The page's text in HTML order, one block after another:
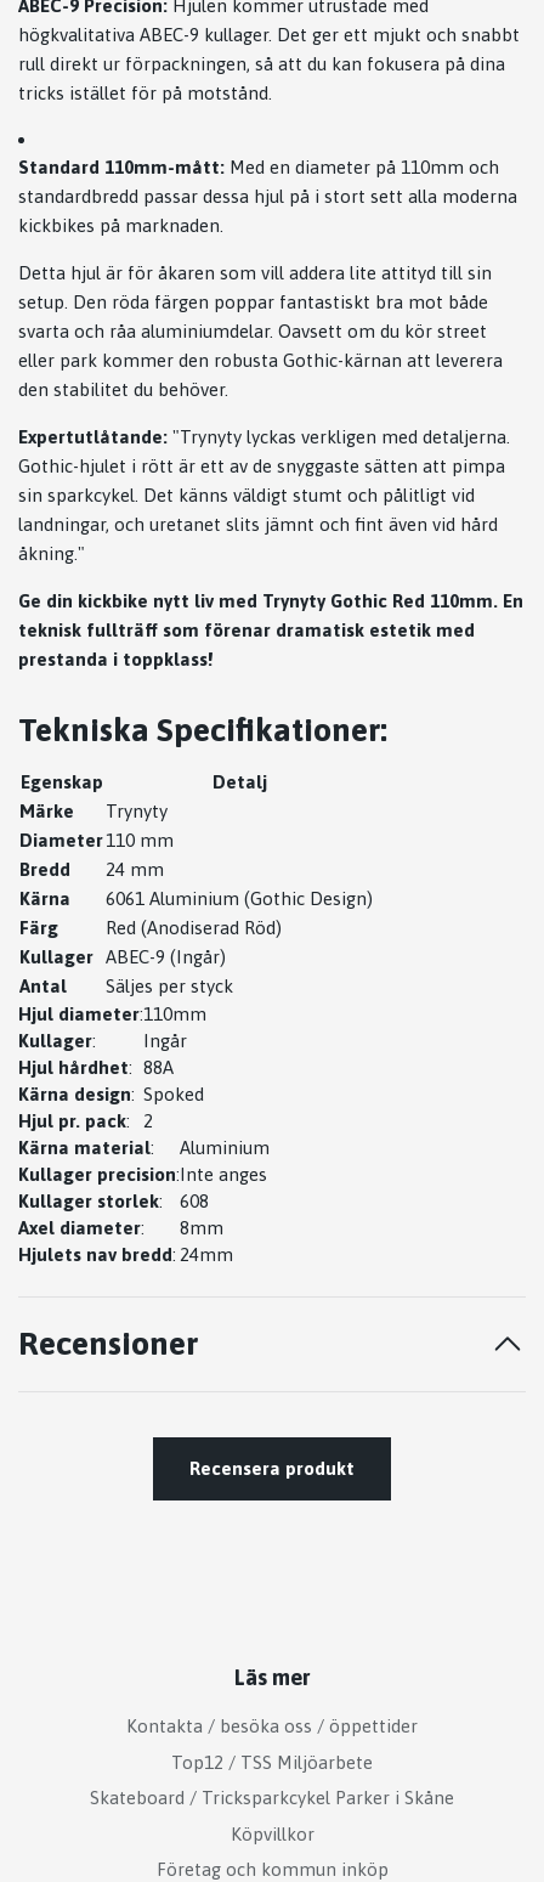
ABEC-9 Precision: Hjulen kommer utrustade med
högkvalitativa ABEC-9 kullager. Det ger ett mjukt och snabbt
rull direkt ur förpackningen, så att du kan fokusera på dina
tricks istället för på motstånd.
Standard 110mm-mått: Med en diameter på 110mm och
standardbredd passar dessa hjul på i stort sett alla moderna
kickbikes på marknaden.
Detta hjul är för åkaren som vill addera lite attityd till sin
setup. Den röda färgen poppar fantastiskt bra mot både
svarta och råa aluminiumdelar. Oavsett om du kör street
eller park kommer den robusta Gothic-kärnan att leverera
den stabilitet du behöver.
Expertutlåtande: "Trynyty lyckas verkligen med detaljerna.
Gothic-hjulet i rött är ett av de snyggaste sätten att pimpa
sin sparkcykel. Det känns väldigt stumt och pålitligt vid
landningar, och uretanet slits jämnt och fint även vid hård
åkning."
Ge din kickbike nytt liv med Trynyty Gothic Red 110mm. En
teknisk fullträff som förenar dramatisk estetik med
prestanda i toppklass!
Tekniska Specifikationer:
Egenskap
Detalj
Märke
Trynyty
Diameter110 mm
Bredd
24 mm
Kärna
6061 Aluminium (Gothic Design)
Färg
Red (Anodiserad Röd)
Kullager ABEC-9 (Ingår)
Antal
Säljes per styck
Hjul diameter:110mm
Kullager:
Ingår
Hjul hårdhet: 88A
Kärna design: Spoked
Hjul pr. pack:
2
Kärna material:
Aluminium
Kullager precision:Inte anges
Kullager storlek:
608
Axel diameter:
8mm
Hjulets nav bredd: 24mm
Recensioner
Recensera produkt
Läs mer
Kontakta / besöka oss / öppettider
Top12 / TSS Miljöarbete
Skateboard / Tricksparkcykel Parker i Skåne
Köpvillkor
Företag och kommun inköp